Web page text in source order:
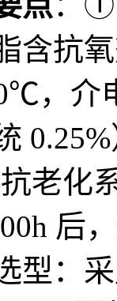
含抗
，介
老化
后
型：